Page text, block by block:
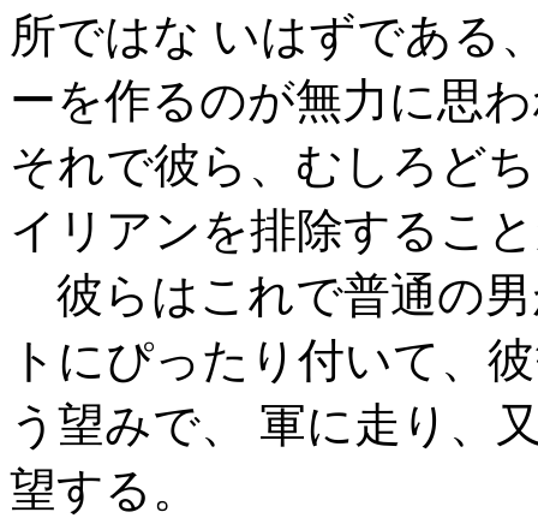
所ではな いはずである
ーを作るのが無力に思
それで彼ら、むしろど
イリアンを排除するこ
彼らはこれで普通の
トにぴったり付いて、
う望みで、 軍に走り、
望する。